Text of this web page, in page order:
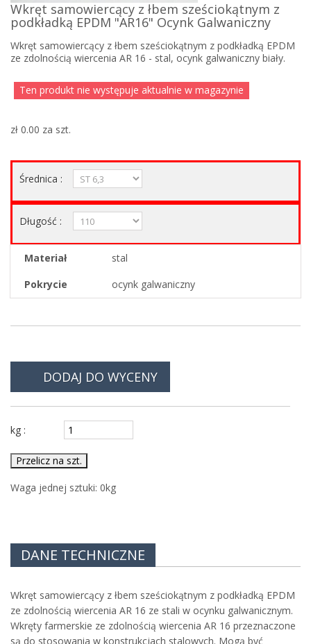
Wkręt samowiercący z łbem sześciokątnym z
podkładką EPDM "AR16" Ocynk Galwaniczny
Wkręt samowiercący z łbem sześciokątnym z podkładką EPDM
ze zdolnością wiercenia AR 16 - stal, ocynk galwaniczny biały.
Ten produkt nie występuje aktualnie w magazynie
zł 0.00 za szt.
Średnica :
Długość :
Materiał
stal
Pokrycie
ocynk galwaniczny
DODAJ DO WYCENY
kg :
Przelicz na szt.
Waga jednej sztuki: 0kg
DANE TECHNICZNE
Wkręt samowiercący z łbem sześciokątnym z podkładką EPDM
ze zdolnością wiercenia AR 16 ze stali w ocynku galwanicznym.
Wkręty farmerskie ze zdolnością wiercenia AR 16 przeznaczone
są do stosowania w konstrukcjach stalowych. Mogą być